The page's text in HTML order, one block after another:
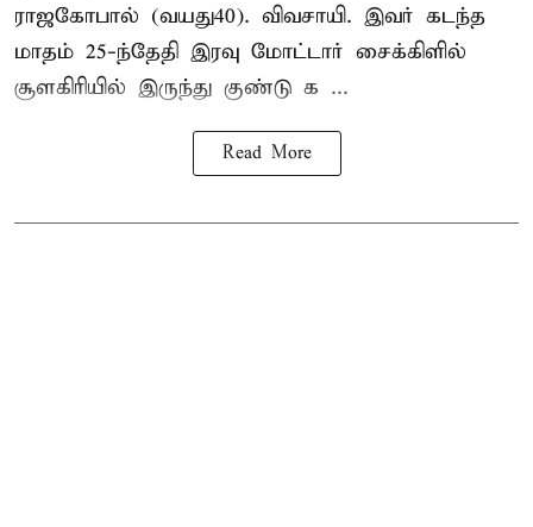
ராஜகோபால் (வயது40). விவசாயி. இவர் கடந்த
மாதம் 25-ந்தேதி இரவு மோட்டார் சைக்கிளில்
சூளகிரியில் இருந்து குண்டு க ...
Read More